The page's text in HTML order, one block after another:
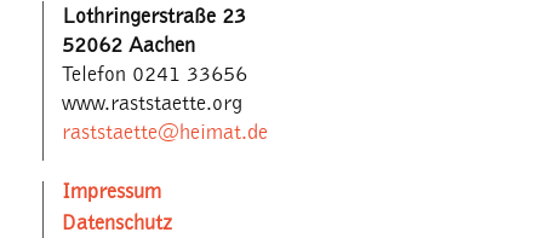
Lothringerstraße 23
52062 Aachen
Telefon 0241 33656
www.raststaette.org
raststaette@heimat.de
Impressum
Datenschutz